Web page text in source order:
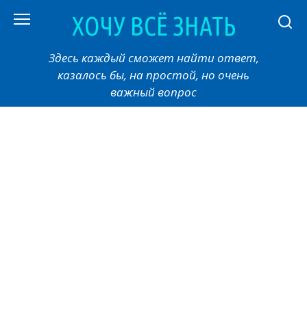
ХОЧУ ВСЁ ЗНАТЬ
Здесь каждый сможет найти ответ,
казалось бы, на простой, но очень
важный вопрос